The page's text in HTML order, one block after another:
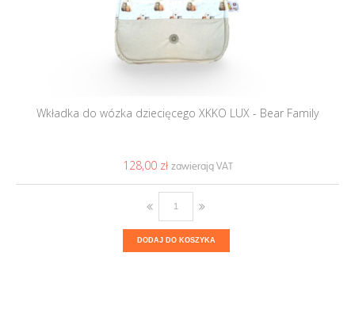
Wkładka do wózka dziecięcego XKKO LUX - Bear Family
128,00 ‎zł
DODAJ DO KOSZYKA